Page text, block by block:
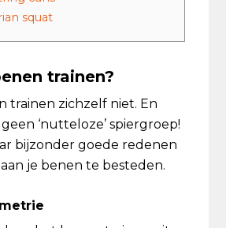
squat
trainen?
trainen zichzelf niet. En
‘nutteloze’ spiergroep!
bijzonder goede redenen
je benen te besteden.